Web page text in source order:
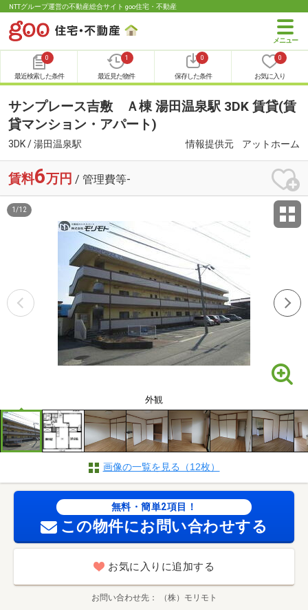
NTTグループ運営の不動産総合サイト goo住宅・不動産
0
最近検索した条件
1
最近見た物件
0
保存した条件
0
お気に入り
サンプレース吉敷 Ａ棟 湯田温泉駅 3DK 賃貸(賃
貸マンション・アパート)
3DK / 湯田温泉駅 情報提供元 アットホーム
賃料6万円 / 管理費等-
外観
1 /12
画像の一覧を見る（12枚）
無料・簡単2項目！
この物件にお問い合わせする
お気に入りに追加する
お問い合わせ先 （株）モリモト